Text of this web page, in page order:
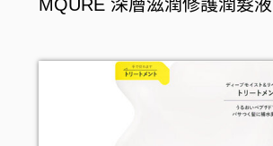
MQURE 深層滋潤修護潤髮液